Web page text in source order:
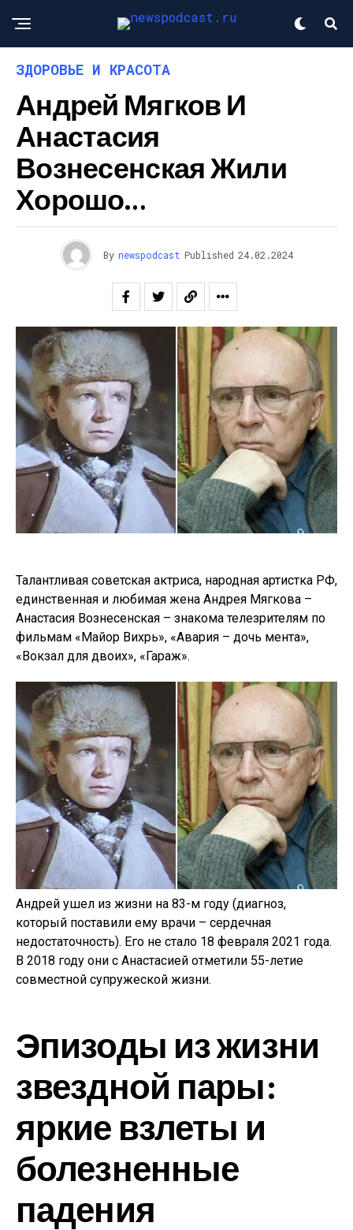
ЗДОРОВЬЕ И КРАСОТА
Андрей Мягков И
Анастасия
Вознесенская Жили
Хорошо…
By newspodcast Published 24.02.2024
Талантливая советская актриса, народная артистка РФ,
единственная и любимая жена Андрея Мягкова –
Анастасия Вознесенская – знакома телезрителям по
фильмам «Майор Вихрь», «Авария – дочь мента»,
«Вокзал для двоих», «Гараж».
Андрей ушел из жизни на 83-м году (диагноз,
который поставили ему врачи – сердечная
недостаточность). Его не стало 18 февраля 2021 года.
В 2018 году они с Анастасией отметили 55-летие
совместной супружеской жизни.
Эпизоды из жизни
звездной пары:
яркие взлеты и
болезненные
падения